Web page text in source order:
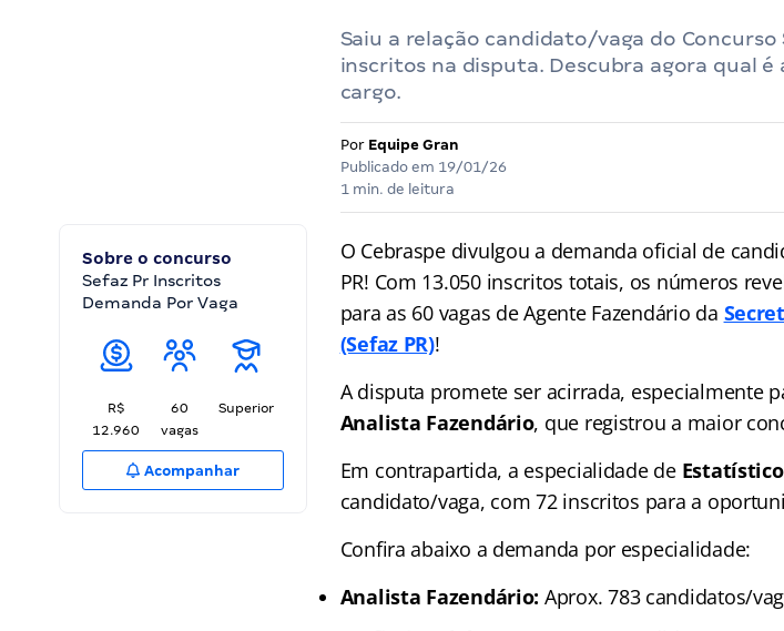
Saiu a relação candidato/vaga do Concurso
inscritos na disputa. Descubra agora qual
cargo.
Por Equipe Gran
Publicado em 19/01/26
1 min. de leitura
Sobre o concurso
Sefaz Pr Inscritos
Demanda Por Vaga
R$
12.960
60
vagas
Superior
Acompanhar
O Cebraspe divulgou a demanda oficial de
PR! Com 13.050 inscritos totais, os números
para as 60 vagas de Agente Fazendário da
(Sefaz PR)!
A disputa promete ser acirrada, especialmente
Analista Fazendário, que registrou a maior
Em contrapartida, a especialidade de Estatístico
candidato/vaga, com 72 inscritos para a
Confira abaixo a demanda por especialidade:
Analista Fazendário: Aprox. 783 candidatos/